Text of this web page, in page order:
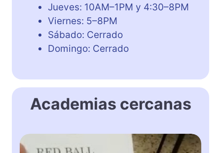
Jueves: 10AM–1PM y 4:30–8PM
Viernes: 5–8PM
Sábado: Cerrado
Domingo: Cerrado
Academias cercanas
A